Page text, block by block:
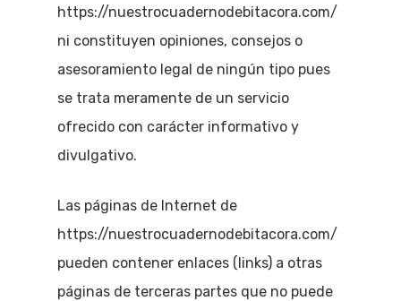
https://nuestrocuadernodebitacora.com/
ni constituyen opiniones, consejos o
asesoramiento legal de ningún tipo pues
se trata meramente de un servicio
ofrecido con carácter informativo y
divulgativo.
Las páginas de Internet de
https://nuestrocuadernodebitacora.com/
pueden contener enlaces (links) a otras
páginas de terceras partes que no puede